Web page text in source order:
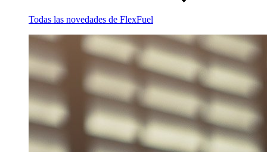
Todas las novedades de FlexFuel